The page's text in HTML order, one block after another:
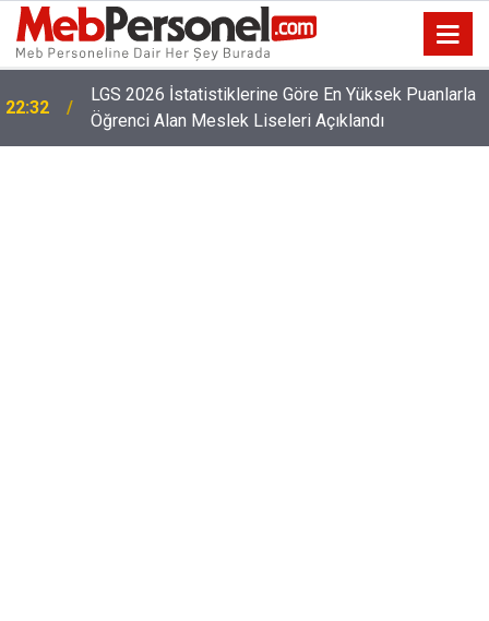
22:32
LGS 2026 İstatistiklerine Göre En Yüksek Puanlarla
Öğrenci Alan Meslek Liseleri Açıklandı